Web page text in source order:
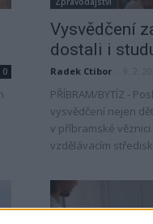
0
Vysvědčení
dostali i
Radek Ctibor
PŘÍBRAM/BYTÍZ -
vysvědčení nejen
v příbramské
vzdělávacím